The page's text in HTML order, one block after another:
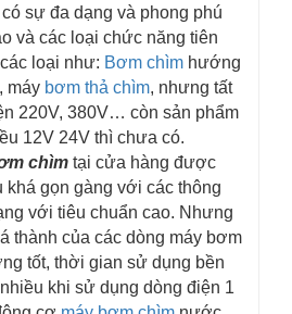
sự đa dạng và phong phú
và các loại chức năng tiên
loại như: Bơm chìm hướng
máy bơm thả chìm, nhưng tất
220V, 380V… còn sản phẩm
12V 24V thì chưa có.
chìm tại cửa hàng được
khá gọn gàng với các thông
với tiêu chuẩn cao. Nhưng
thành của các dòng máy bơm
tốt, thời gian sử dụng bền
khi sử dụng dòng điện 1